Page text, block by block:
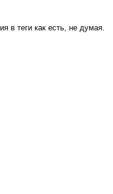
в теги как есть, не думая.